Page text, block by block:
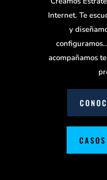
Internet. Te
y
acompañamos